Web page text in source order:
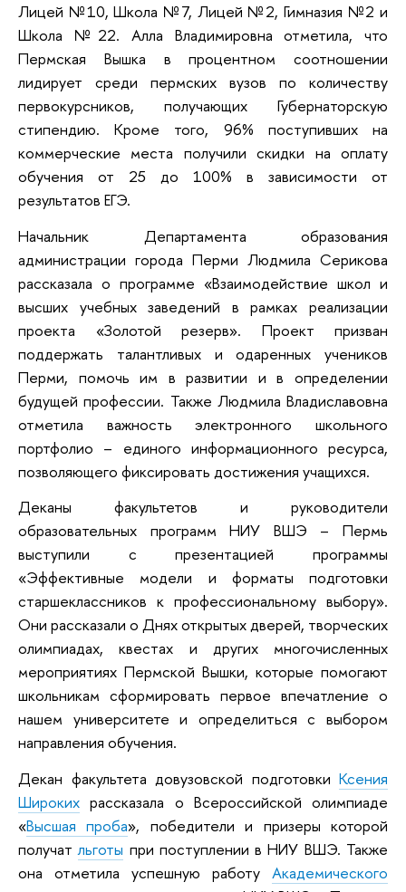
Лицей №10, Школа №7, Лицей №2, Гимназия №2 и
Школа №22. Алла Владимировна отметила, что
Пермская Вышка в процентном соотношении
лидирует среди пермских вузов по количеству
первокурсников, получающих Губернаторскую
стипендию. Кроме того, 96% поступивших на
коммерческие места получили скидки на оплату
обучения от 25 до 100% в зависимости от
результатов ЕГЭ.
Начальник Департамента образования
администрации города Перми Людмила Серикова
рассказала о программе «Взаимодействие школ и
высших учебных заведений в рамках реализации
проекта «Золотой резерв». Проект призван
поддержать талантливых и одаренных учеников
Перми, помочь им в развитии и в определении
будущей профессии. Также Людмила Владиславовна
отметила важность электронного школьного
портфолио – единого информационного ресурса,
позволяющего фиксировать достижения учащихся.
Деканы факультетов и руководители
образовательных программ НИУ ВШЭ – Пермь
выступили с презентацией программы
«Эффективные модели и форматы подготовки
старшеклассников к профессиональному выбору».
Они рассказали о Днях открытых дверей, творческих
олимпиадах, квестах и других многочисленных
мероприятиях Пермской Вышки, которые помогают
школьникам сформировать первое впечатление о
нашем университете и определиться с выбором
направления обучения.
Декан факультета довузовской подготовки Ксения
Широких рассказала о Всероссийской олимпиаде
«Высшая проба», победители и призеры которой
получатльготы при поступлении в НИУ ВШЭ. Также
она отметила успешную работу Академического